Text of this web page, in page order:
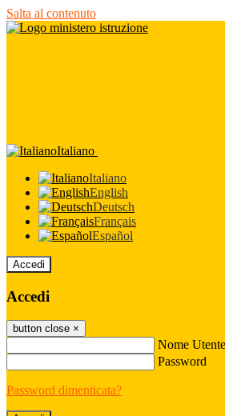
Salta al contenuto
Italiano
Italiano
English
Deutsch
Français
Español
Accedi
Accedi
button close ×
Nome Utente
Password
Password dimenticata?